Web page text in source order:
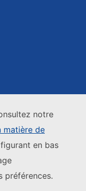
notre
matière de
en bas
préférences.